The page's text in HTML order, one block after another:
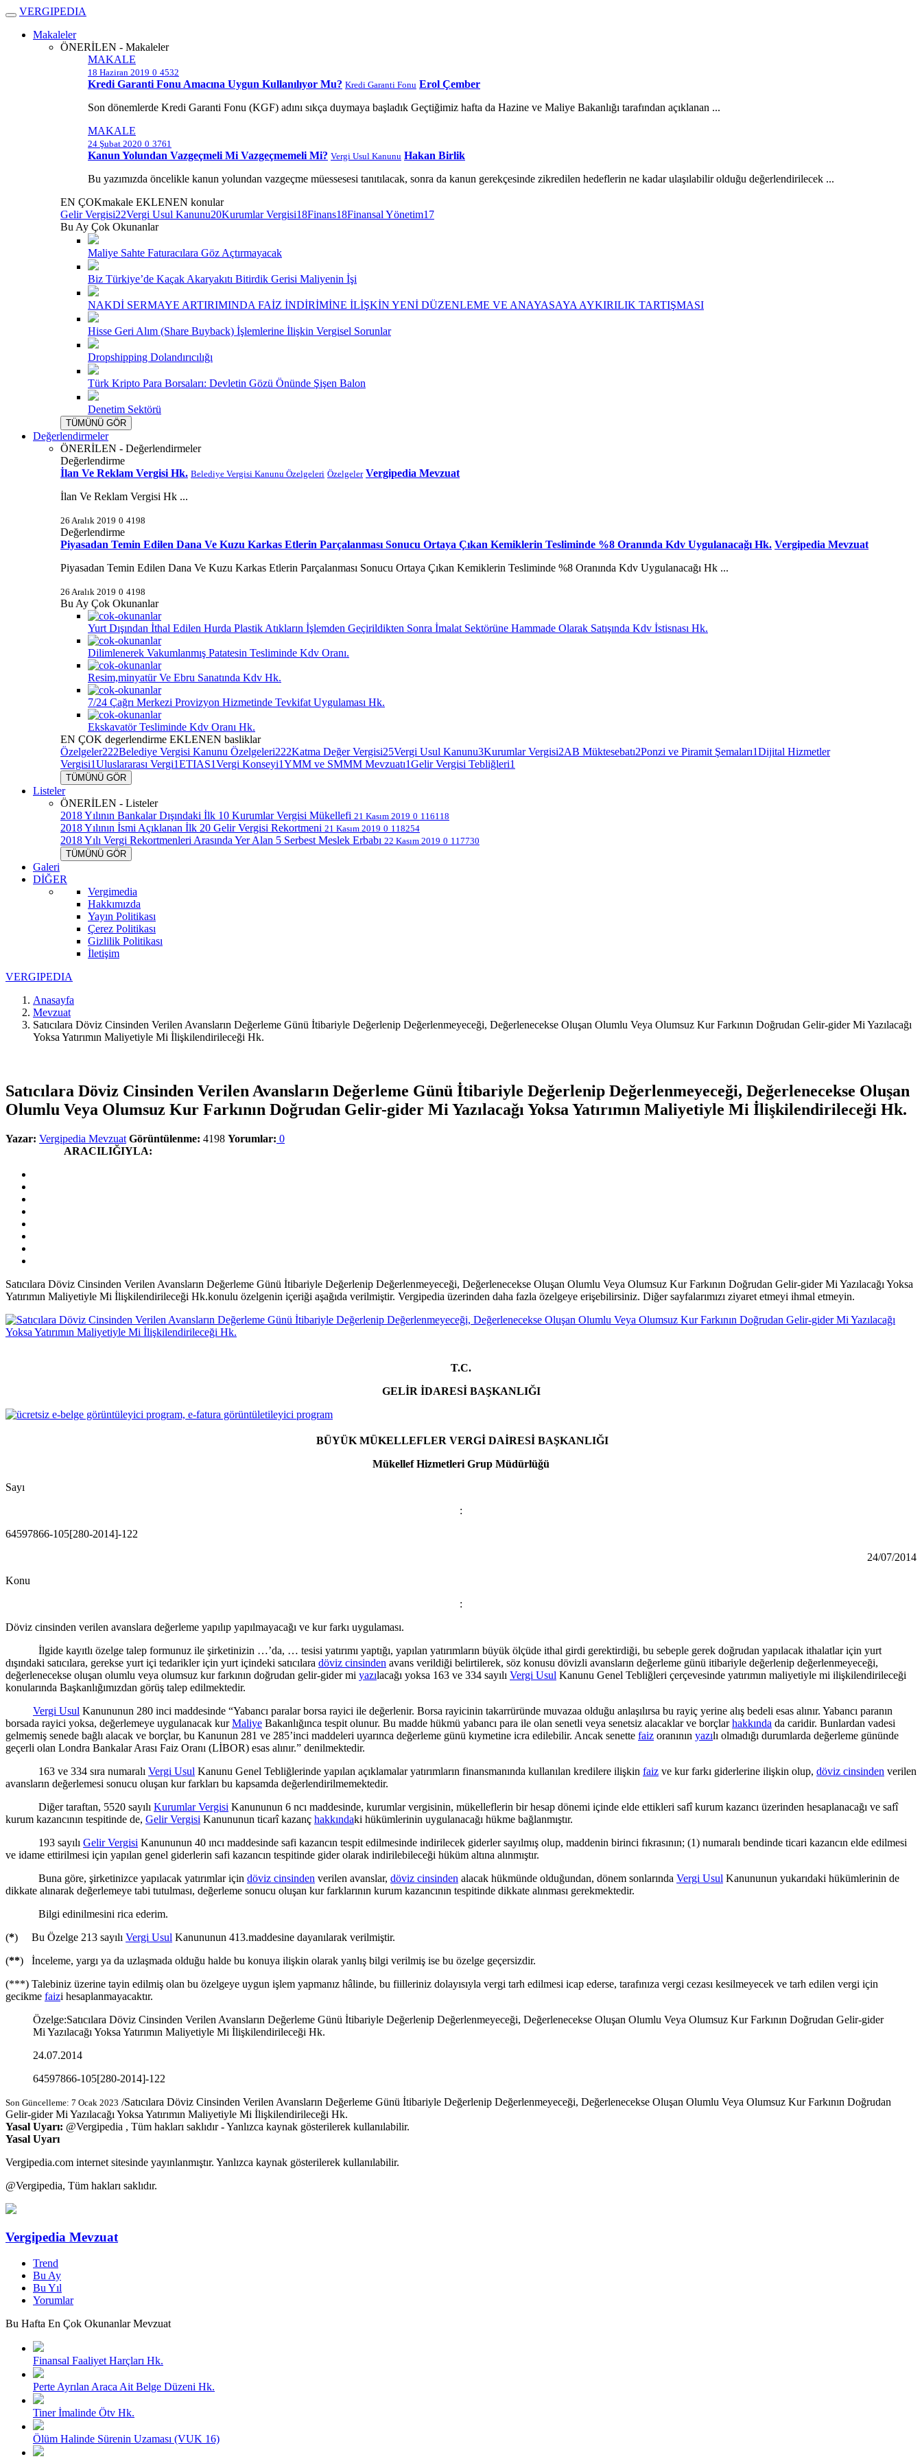
VERGIPEDIA
Makaleler
ÖNERİLEN - Makaleler
MAKALE
18 Haziran 2019 0 4532
Kredi Garanti Fonu Amacına Uygun Kullanılıyor Mu? Kredi Garanti Fonu Erol Çember
Son dönemlerde Kredi Garanti Fonu (KGF) adını sıkça duymaya başladık Geçtiğimiz hafta da Hazine ve Maliye Bakanlığı tarafından açıklanan ...
MAKALE
24 Şubat 2020 0 3761
Kanun Yolundan Vazgeçmeli Mi Vazgeçmemeli Mi? Vergi Usul Kanunu Hakan Birlik
Bu yazımızda öncelikle kanun yolundan vazgeçme müessesesi tanıtılacak, sonra da kanun gerekçesinde zikredilen hedeflerin ne kadar ulaşılabilir olduğu değerlendirilecek ...
EN ÇOKmakale EKLENEN konular
Gelir Vergisi22Vergi Usul Kanunu20Kurumlar Vergisi18Finans18Finansal Yönetim17
Bu Ay Çok Okunanlar
Maliye Sahte Faturacılara Göz Açtırmayacak
Biz Türkiye’de Kaçak Akaryakıtı Bitirdik Gerisi Maliyenin İşi
NAKDİ SERMAYE ARTIRIMINDA FAİZ İNDİRİMİNE İLİŞKİN YENİ DÜZENLEME VE ANAYASAYA AYKIRILIK TARTIŞMASI
Hisse Geri Alım (Share Buyback) İşlemlerine İlişkin Vergisel Sorunlar
Dropshipping Dolandırıcılığı
Türk Kripto Para Borsaları: Devletin Gözü Önünde Şişen Balon
Denetim Sektörü
TÜMÜNÜ GÖR
Değerlendirmeler
ÖNERİLEN - Değerlendirmeler
Değerlendirme
İlan Ve Reklam Vergisi Hk. Belediye Vergisi Kanunu Özelgeleri Özelgeler Vergipedia Mevzuat
İlan Ve Reklam Vergisi Hk ...
26 Aralık 2019 0 4198
Değerlendirme
Piyasadan Temin Edilen Dana Ve Kuzu Karkas Etlerin Parçalanması Sonucu Ortaya Çıkan Kemiklerin Tesliminde %8 Oranında Kdv Uygulanacağı Hk. Vergipedia Mevzuat
Piyasadan Temin Edilen Dana Ve Kuzu Karkas Etlerin Parçalanması Sonucu Ortaya Çıkan Kemiklerin Tesliminde %8 Oranında Kdv Uygulanacağı Hk ...
26 Aralık 2019 0 4198
Bu Ay Çok Okunanlar
Yurt Dışından İthal Edilen Hurda Plastik Atıkların İşlemden Geçirildikten Sonra İmalat Sektörüne Hammade Olarak Satışında Kdv İstisnası Hk.
Dilimlenerek Vakumlanmış Patatesin Tesliminde Kdv Oranı.
Resim,minyatür Ve Ebru Sanatında Kdv Hk.
7/24 Çağrı Merkezi Provizyon Hizmetinde Tevkifat Uygulaması Hk.
Ekskavatör Tesliminde Kdv Oranı Hk.
EN ÇOK degerlendirme EKLENEN basliklar
Özelgeler222Belediye Vergisi Kanunu Özelgeleri222Katma Değer Vergisi25Vergi Usul Kanunu3Kurumlar Vergisi2AB Müktesebatı2Ponzi ve Piramit Şemaları1Dijital Hizmetler
Vergisi1Uluslararası Vergi1ETIAS1Vergi Konseyi1YMM ve SMMM Mevzuatı1Gelir Vergisi Tebliğleri1
TÜMÜNÜ GÖR
Listeler
ÖNERİLEN - Listeler
2018 Yılının Bankalar Dışındaki İlk 10 Kurumlar Vergisi Mükellefi 21 Kasım 2019 0 116118
2018 Yılının İsmi Açıklanan İlk 20 Gelir Vergisi Rekortmeni 21 Kasım 2019 0 118254
2018 Yılı Vergi Rekortmenleri Arasında Yer Alan 5 Serbest Meslek Erbabı 22 Kasım 2019 0 117730
TÜMÜNÜ GÖR
Galeri
DİĞER
Vergimedia
Hakkımızda
Yayın Politikası
Çerez Politikası
Gizlilik Politikası
İletişim
VERGIPEDIA
Anasayfa
Mevzuat
Satıcılara Döviz Cinsinden Verilen Avansların Değerleme Günü İtibariyle Değerlenip Değerlenmeyeceği, Değerlenecekse Oluşan Olumlu Veya Olumsuz Kur Farkının Doğrudan Gelir-gider Mi Yazılacağı
Yoksa Yatırımın Maliyetiyle Mi İlişkilendirileceği Hk.
Satıcılara Döviz Cinsinden Verilen Avansların Değerleme Günü İtibariyle Değerlenip Değerlenmeyeceği, Değerlenecekse Oluşan
Olumlu Veya Olumsuz Kur Farkının Doğrudan Gelir-gider Mi Yazılacağı Yoksa Yatırımın Maliyetiyle Mi İlişkilendirileceği Hk.
Yazar: Vergipedia Mevzuat Görüntülenme: 4198 Yorumlar: 0
ARACILIĞIYLA:
Satıcılara Döviz Cinsinden Verilen Avansların Değerleme Günü İtibariyle Değerlenip Değerlenmeyeceği, Değerlenecekse Oluşan Olumlu Veya Olumsuz Kur Farkının Doğrudan Gelir-gider Mi Yazılacağı Yoksa
Yatırımın Maliyetiyle Mi İlişkilendirileceği Hk.konulu özelgenin içeriği aşağıda verilmiştir. Vergipedia üzerinden daha fazla özelgeye erişebilirsiniz. Diğer sayfalarımızı ziyaret etmeyi ihmal etmeyin.
T.C.
GELİR İDARESİ BAŞKANLIĞI
BÜYÜK MÜKELLEFLER VERGİ DAİRESİ BAŞKANLIĞI
Mükellef Hizmetleri Grup Müdürlüğü
Sayı
:
64597866-105[280-2014]-122
24/07/2014
Konu
:
Döviz cinsinden verilen avanslara değerleme yapılıp yapılmayacağı ve kur farkı uygulaması.
İlgide kayıtlı özelge talep formunuz ile şirketinizin …’da, … tesisi yatırımı yaptığı, yapılan yatırımların büyük ölçüde ithal girdi gerektirdiği, bu sebeple gerek doğrudan yapılacak ithalatlar için yurt
dışındaki satıcılara, gerekse yurt içi tedarikler için yurt içindeki satıcılara döviz cinsinden avans verildiği belirtilerek, söz konusu dövizli avansların değerleme günü itibariyle değerlenip değerlenmeyeceği,
değerlenecekse oluşan olumlu veya olumsuz kur farkının doğrudan gelir-gider mi yazılacağı yoksa 163 ve 334 sayılı Vergi Usul Kanunu Genel Tebliğleri çerçevesinde yatırımın maliyetiyle mi ilişkilendirileceği
konularında Başkanlığımızdan görüş talep edilmektedir.
Vergi Usul Kanununun 280 inci maddesinde “Yabancı paralar borsa rayici ile değerlenir. Borsa rayicinin takarrüründe muvazaa olduğu anlaşılırsa bu rayiç yerine alış bedeli esas alınır. Yabancı paranın
borsada rayici yoksa, değerlemeye uygulanacak kurMaliye Bakanlığınca tespit olunur. Bu madde hükmü yabancı para ile olan senetli veya senetsiz alacaklar ve borçlarhakkında da caridir. Bunlardan vadesi
gelmemiş senede bağlı alacak ve borçlar, bu Kanunun 281 ve 285’inci maddeleri uyarınca değerleme günü kıymetine icra edilebilir. Ancak senette faiz oranının yazılı olmadığı durumlarda değerleme gününde
geçerli olan Londra Bankalar Arası Faiz Oranı (LİBOR) esas alınır.” denilmektedir.
163 ve 334 sıra numaralı Vergi Usul Kanunu Genel Tebliğlerinde yapılan açıklamalar yatırımların finansmanında kullanılan kredilere ilişkin faiz ve kur farkı giderlerine ilişkin olup, döviz cinsinden verilen
avansların değerlemesi sonucu oluşan kur farkları bu kapsamda değerlendirilmemektedir.
Diğer taraftan, 5520 sayılı Kurumlar Vergisi Kanununun 6 ncı maddesinde, kurumlar vergisinin, mükelleflerin bir hesap dönemi içinde elde ettikleri safî kurum kazancı üzerinden hesaplanacağı ve safî
kurum kazancının tespitinde de, Gelir Vergisi Kanununun ticarî kazanç hakkındaki hükümlerinin uygulanacağı hükme bağlanmıştır.
193 sayılı Gelir Vergisi Kanununun 40 ıncı maddesinde safi kazancın tespit edilmesinde indirilecek giderler sayılmış olup, maddenin birinci fıkrasının; (1) numaralı bendinde ticari kazancın elde edilmesi
ve idame ettirilmesi için yapılan genel giderlerin safi kazancın tespitinde gider olarak indirilebileceği hüküm altına alınmıştır.
Buna göre, şirketinizce yapılacak yatırımlar için döviz cinsinden verilen avanslar, döviz cinsinden alacak hükmünde olduğundan, dönem sonlarında Vergi Usul Kanununun yukarıdaki hükümlerinin de
dikkate alınarak değerlemeye tabi tutulması, değerleme sonucu oluşan kur farklarının kurum kazancının tespitinde dikkate alınması gerekmektedir.
Bilgi edinilmesini rica ederim.
(*) Bu Özelge 213 sayılı Vergi Usul Kanununun 413.maddesine dayanılarak verilmiştir.
(**) İnceleme, yargı ya da uzlaşmada olduğu halde bu konuya ilişkin olarak yanlış bilgi verilmiş ise bu özelge geçersizdir.
(***) Talebiniz üzerine tayin edilmiş olan bu özelgeye uygun işlem yapmanız hâlinde, bu fiilleriniz dolayısıyla vergi tarh edilmesi icap ederse, tarafınıza vergi cezası kesilmeyecek ve tarh edilen vergi için
gecikme faizi hesaplanmayacaktır.
Özelge:Satıcılara Döviz Cinsinden Verilen Avansların Değerleme Günü İtibariyle Değerlenip Değerlenmeyeceği, Değerlenecekse Oluşan Olumlu Veya Olumsuz Kur Farkının Doğrudan Gelir-gider
Mi Yazılacağı Yoksa Yatırımın Maliyetiyle Mi İlişkilendirileceği Hk.
24.07.2014
64597866-105[280-2014]-122
Son Güncelleme: 7 Ocak 2023 /Satıcılara Döviz Cinsinden Verilen Avansların Değerleme Günü İtibariyle Değerlenip Değerlenmeyeceği, Değerlenecekse Oluşan Olumlu Veya Olumsuz Kur Farkının Doğrudan
Gelir-gider Mi Yazılacağı Yoksa Yatırımın Maliyetiyle Mi İlişkilendirileceği Hk.
Yasal Uyarı: @Vergipedia , Tüm hakları saklıdır - Yanlızca kaynak gösterilerek kullanılabilir.
Yasal Uyarı
Vergipedia.com internet sitesinde yayınlanmıştır. Yanlızca kaynak gösterilerek kullanılabilir.
@Vergipedia, Tüm hakları saklıdır.
Vergipedia Mevzuat
Trend
Bu Ay
Bu Yıl
Yorumlar
Bu Hafta En Çok Okunanlar Mevzuat
Finansal Faaliyet Harçları Hk.
Perte Ayrılan Araca Ait Belge Düzeni Hk.
Tiner İmalinde Ötv Hk.
Ölüm Halinde Sürenin Uzaması (VUK 16)